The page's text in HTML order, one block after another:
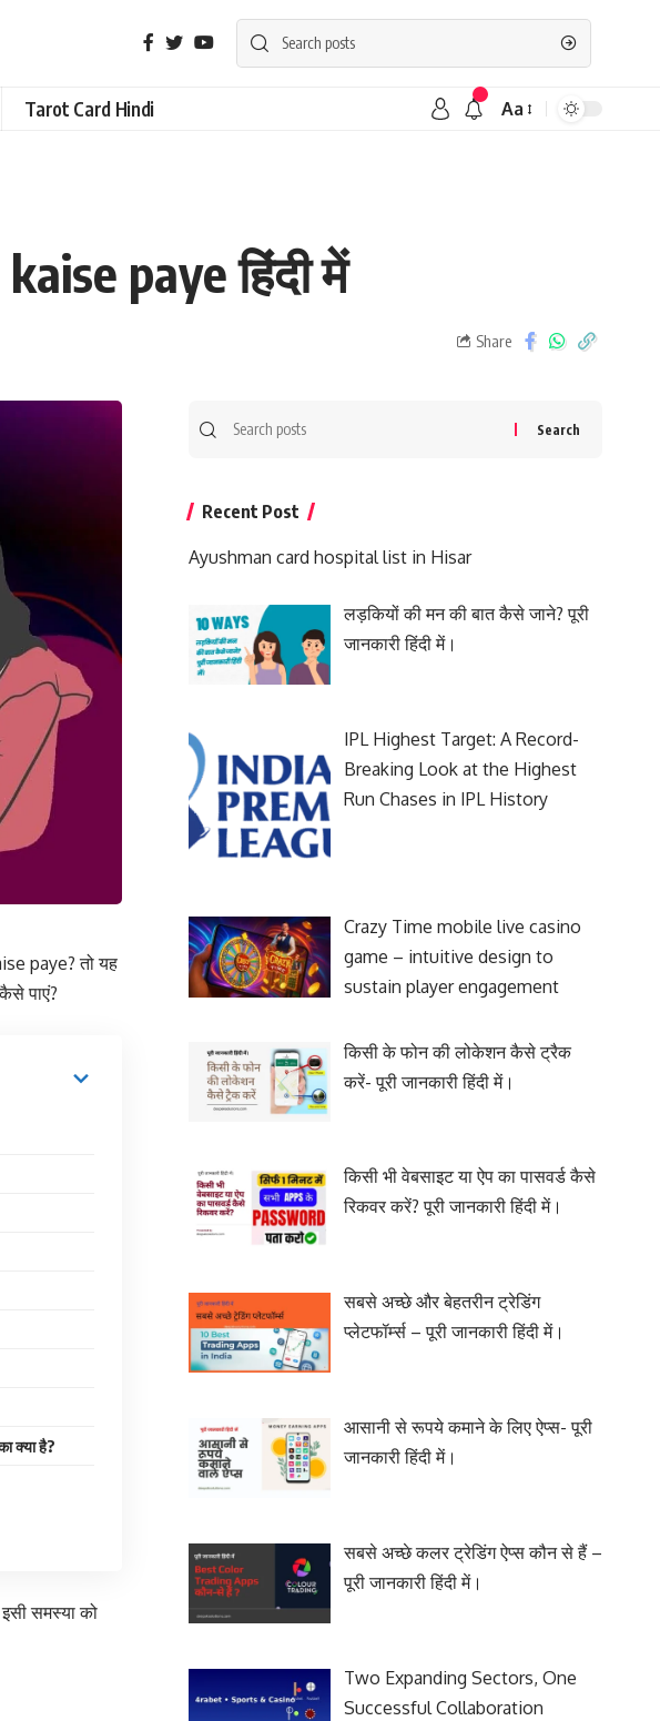
Tarot Card Hindi Aa
paye हिंदी में
Share
paye? तो यह
पाएं?
क्या है?
समस्या को
Recent Post
Ayushman card hospital list in Hisar
लड़कियों की मन की बात कैसे जाने? पूरी
जानकारी हिंदी में।
IPL Highest Target: A Record-
Breaking Look at the Highest
Run Chases in IPL History
Crazy Time mobile live casino
game – intuitive design to
sustain player engagement
किसी के फोन की लोकेशन कैसे ट्रैक
करें- पूरी जानकारी हिंदी में।
किसी भी वेबसाइट या ऐप का पासवर्ड कैसे
रिकवर करें? पूरी जानकारी हिंदी में।
सबसे अच्छे और बेहतरीन ट्रेडिंग
प्लेटफॉर्म्स – पूरी जानकारी हिंदी में।
आसानी से रूपये कमाने के लिए ऐप्स- पूरी
जानकारी हिंदी में।
सबसे अच्छे कलर ट्रेडिंग ऐप्स कौन से हैं –
पूरी जानकारी हिंदी में।
Two Expanding Sectors, One
Successful Collaboration